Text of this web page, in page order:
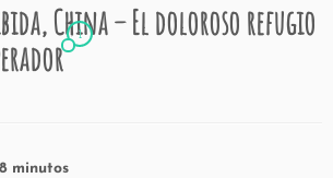
China – El doloroso refugio
1
8 minutos